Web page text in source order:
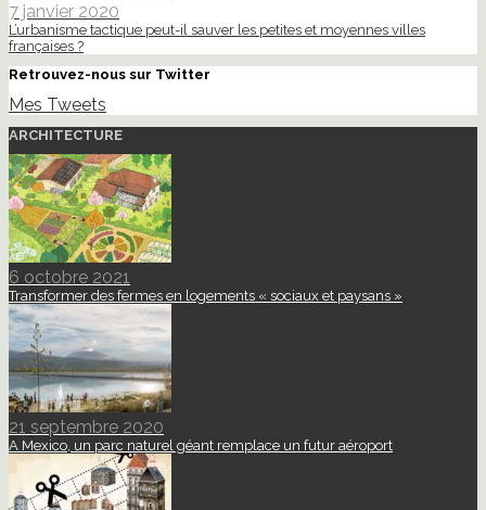
7 janvier 2020
L’urbanisme tactique peut-il sauver les petites et moyennes villes
françaises ?
Retrouvez-nous sur Twitter
Mes Tweets
ARCHITECTURE
6 octobre 2021
Transformer des fermes en logements « sociaux et paysans »
21 septembre 2020
A Mexico, un parc naturel géant remplace un futur aéroport